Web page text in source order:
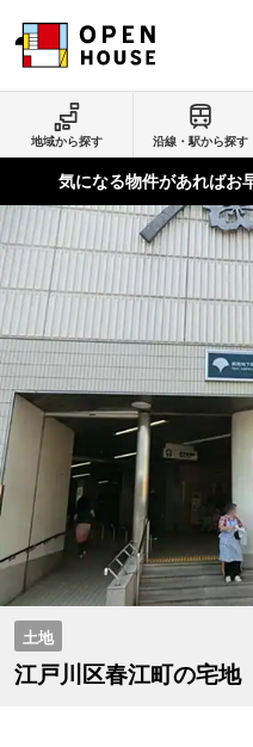
地域から探す 沿線・駅から探す
気になる物件があればお
土地
江戸川区春江町の宅地